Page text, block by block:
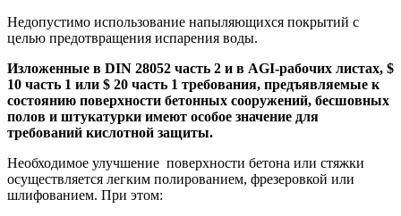
Недопустимо использование напыляющихся покрытий с
целью предотвращения испарения воды.
Изложенные в DIN 28052 часть 2 и в AGI-рабочих листах, $
10 часть 1 или $ 20 часть 1 требования, предъявляемые к
состоянию поверхности бетонных сооружений, бесшовных
полов и штукатурки имеют особое значение для
требований кислотной защиты.
Необходимое улучшение поверхности бетона или стяжки
осуществляется легким полированием, фрезеровкой или
шлифованием. При этом: